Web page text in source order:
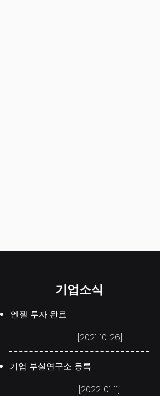
​기업소식
엔젤 투자 완료
[2021. 10. 26]
기업 부설연구소 등록
[2022. 01. 11]